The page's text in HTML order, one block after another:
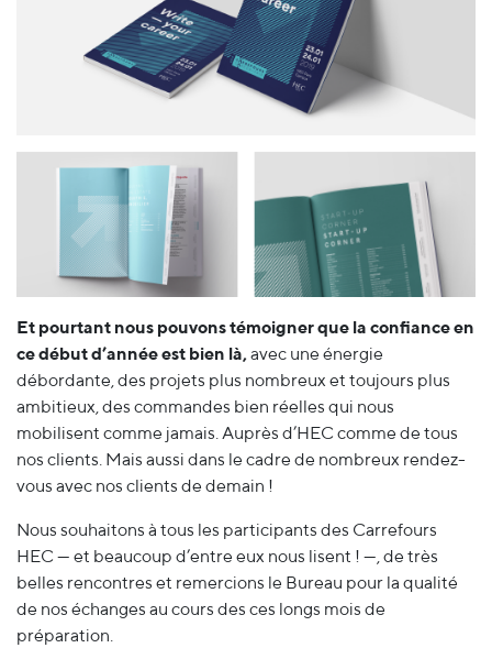
Et pourtant nous pouvons témoigner que la confiance en
ce début d’année est bien là,avec une énergie
débordante, des projets plus nombreux et toujours plus
ambitieux, des commandes bien réelles qui nous
mobilisent comme jamais. Auprès d’HEC comme de tous
nos clients. Mais aussi dans le cadre de nombreux rendez-
vous avec nos clients de demain !
Nous souhaitons à tous les participants des Carrefours
HEC — et beaucoup d’entre eux nous lisent ! —, de très
belles rencontres et remercions le Bureau pour la qualité
de nos échanges au cours des ces longs mois de
préparation.